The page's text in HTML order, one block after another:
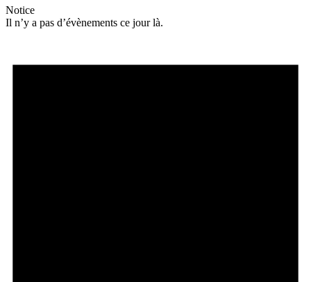
Notice
Il n’y a pas d’évènements ce jour là.